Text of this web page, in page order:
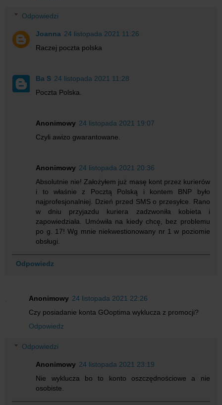
Odpowiedzi
Joanna 24 listopada 2021 11:26
Raczej poczta polska
Ba S 24 listopada 2021 11:28
Poczta Polska.
Anonimowy 24 listopada 2021 19:07
Czyli awizo gwarantowane.
Anonimowy 24 listopada 2021 20:36
Absolutnie nie! Założyłem już masę kont przez kurierów
i to właśnie z Pocztą Polską i kontem BNP było
najprofesjonalniej. Dzień przed SMS o przesyłce. Rano
w dniu przyjazdu kuriera zadzwoniła kobieta i
zapowiedziała. Umówiła na kiedy chcę, bez problemu
po g. 17! Wg mnie niekwestionowany nr 1 w poziomie
obsługi.
Odpowiedz
Anonimowy 24 listopada 2021 22:26
Czy posiadanie konta GOoptima wyklucza z promocji?
Odpowiedz
Odpowiedzi
Anonimowy 24 listopada 2021 23:19
Nie wyklucza bo to konto oszczędnościowe a nie
osobiste.